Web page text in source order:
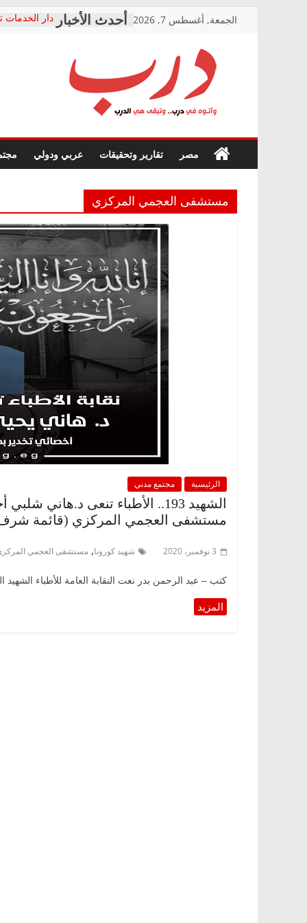
الجمعة, أغسطس 7, 2026
دار الخدمات
معاناة
فرحات
حزب
صور .. اعتماد
الوزاري
إنشاء المبنى
قرينة
حق أصيل
درب
في
درب..
هي
الدرب
مصر تقارير وتحقيقات عربي ودولي
مستشفى العجمي المركزي
الرئيسية مجتمع مدني
الشهيد 193.. الأطباء تنعى
مستشفى العجمي المركزي (قائمة
3 نوفمبر، 2020 شهيد كورونا, مستشفى العجمي
كتب – عبد الرحمن بدر نعت النقابة العامة للأطباء